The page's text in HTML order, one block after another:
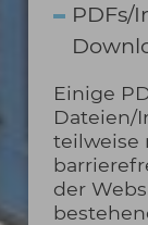
PDFs/
Einige
Dateien/
teilweise
der